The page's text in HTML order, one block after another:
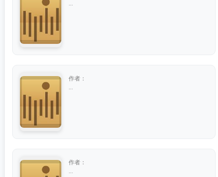
作者：
作者：